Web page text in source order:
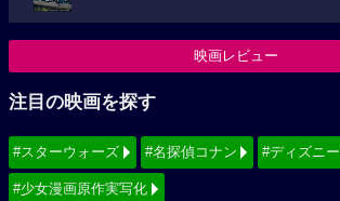
映画レビュー
注目の映画を探す
#スターウォーズ #名探偵コナン #ディズニー
#少女漫画原作実写化